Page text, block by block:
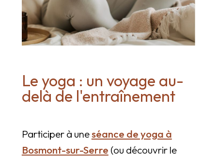
Le yoga : un voyage au-
delà de l'entraînement
Participer à uneséance de yoga à
Bosmont-sur-Serre (ou découvrir le